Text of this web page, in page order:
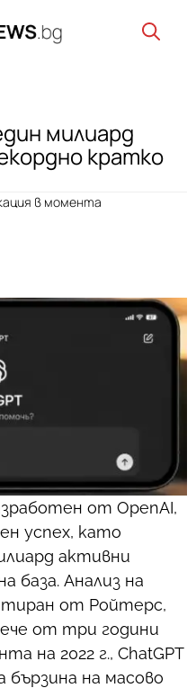
милиард
кратко
в момента
от OpenAI,
успех, като
активни
база. Анализ на
от Ройтерс,
от три години
на 2022 г., ChatGPT
бързина на масово